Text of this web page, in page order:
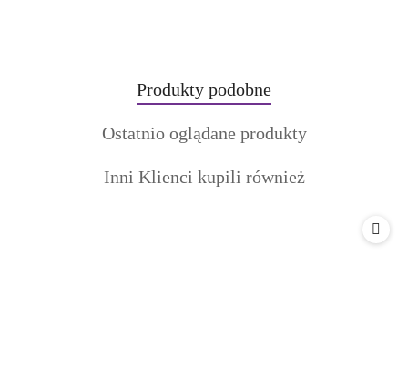
Pomiń karuzelę produktów
Produkty
statusie:
Produkty podobne
Produkty
statusie:
Ostatnio oglądane produkty
Produkty
Inni Klienci kupili również